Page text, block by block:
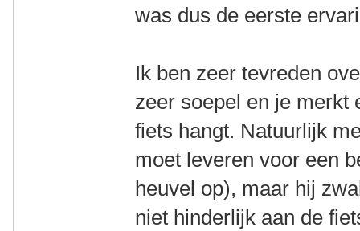
was dus de eerste
Ik ben zeer tevreden
zeer soepel en je merkt
fiets hangt. Natuurlijk
moet leveren voor een
heuvel op), maar hij
niet hinderlijk aan de